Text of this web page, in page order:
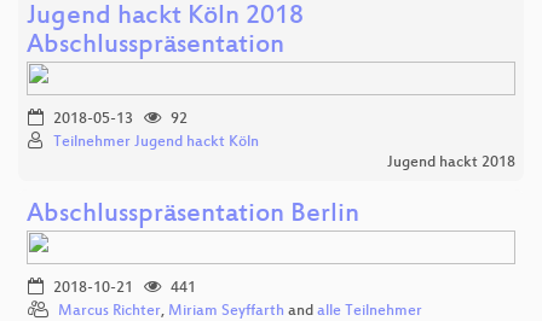
Jugend hackt Köln 2018
Abschlusspräsentation
2018-05-13
92
Teilnehmer Jugend hackt Köln
Jugend hackt 2018
Abschlusspräsentation Berlin
2018-10-21
441
Marcus Richter, Miriam Seyffarth and alle Teilnehmer